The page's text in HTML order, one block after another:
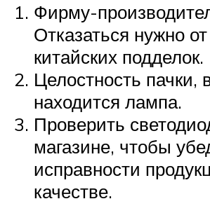
Фирму-
Отказаться нужно
китайских подделок.
Целостность пачки,
находится лампа.
Проверить
магазине, чтобы
исправности
качестве.